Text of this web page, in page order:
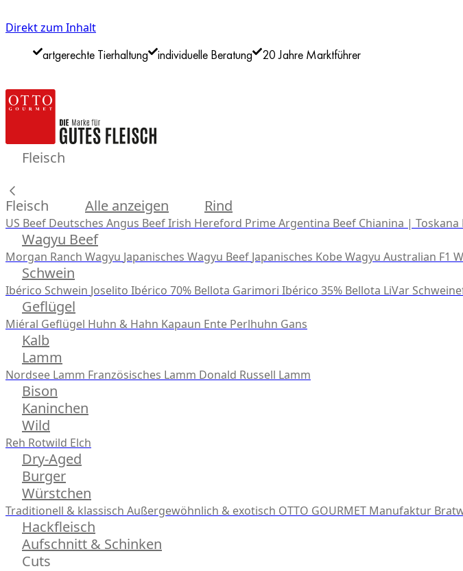
Direkt zum Inhalt
artgerechte Tierhaltung individuelle Beratung 20 Jahre Marktführer
Fleisch
Fleisch Alle anzeigen Rind
US Beef Deutsches Angus BeefIrish Hereford PrimeArgentina Beef Chianina | Toskana
Wagyu Beef
Morgan Ranch Wagyu Japanisches Wagyu Beef Japanisches Kobe Wagyu Australian F1
Schwein
Ibérico Schwein Joselito Ibérico 70% Bellota Garimori Ibérico 35% Bellota LiVar
Geflügel
Miéral Geflügel Huhn & Hahn Kapaun Ente Perlhuhn Gans
Kalb
Lamm
Nordsee Lamm Französisches Lamm Donald Russell Lamm
Bison
Kaninchen
Wild
Reh Rotwild Elch
Dry-Aged
Burger
Würstchen
Traditionell & klassisch Außergewöhnlich & exotisch OTTO GOURMET Manufaktur
Hackfleisch
Aufschnitt & Schinken
Cuts